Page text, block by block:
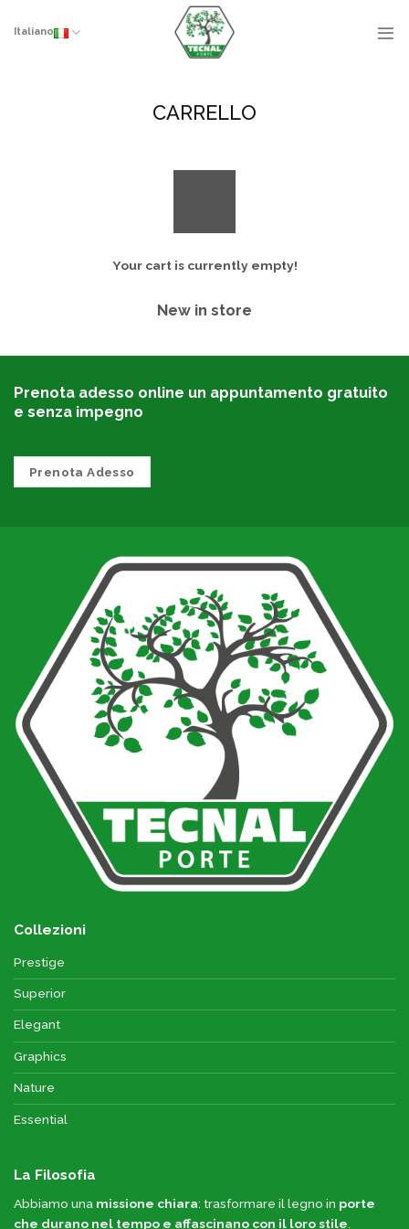
Italiano
CARRELLO
Your cart is currently empty!
New in store
Prenota adesso online un appuntamento gratuito
e senza impegno
Prenota Adesso
Collezioni
Prestige
Superior
Elegant
Graphics
Nature
Essential
La Filosofia
Abbiamo una missione chiara: trasformare il legno in porte
che durano nel tempo e affascinano con il loro stile